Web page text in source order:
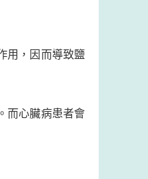
用，因而導致鹽
而心臟病患者會